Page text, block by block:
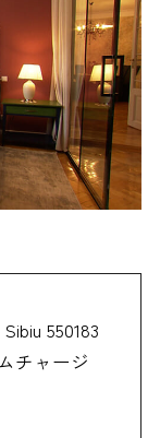
550183
チャージ